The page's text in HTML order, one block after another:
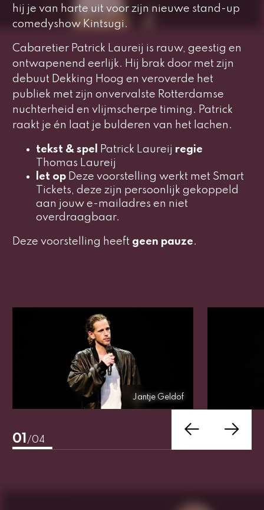
hij je van harte uit voor zijn nieuwe stand-up
comedyshow Kintsugi.
Cabaretier Patrick Laureij is rauw, geestig en
ontwapenend eerlijk. Hij brak door met zijn
debuut Dekking Hoog en veroverde het
publiek met zijn onvervalste Rotterdamse
nuchterheid en vlijmscherpe timing. Patrick
raakt je én laat je bulderen van het lachen.
tekst & spel Patrick Laureij regie
Thomas Laureij
let op Deze voorstelling werkt met Smart
Tickets, deze zijn persoonlijk gekoppeld
aan jouw e-mailadres en niet
overdraagbaar.
Deze voorstelling heeft geen pauze.
Jantje Geldof
Jantje Geldof
01 /04